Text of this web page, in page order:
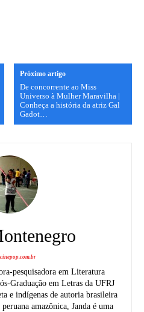
Próximo artigo
De concorrente ao Miss
Universo à Mulher Maravilha |
Conheça a história da atriz Gal
Gadot…
pesquisadora em Literatura
Graduação em Letras da UFRJ
e indígenas de autoria brasileira
amazônica, Janda é uma